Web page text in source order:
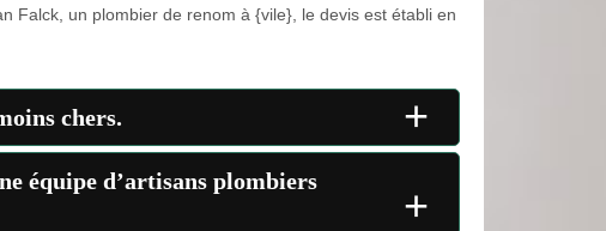
Falck, un plombier de renom à {vile}, le devis est établi en
chers. +
équipe d’artisans plombiers
+